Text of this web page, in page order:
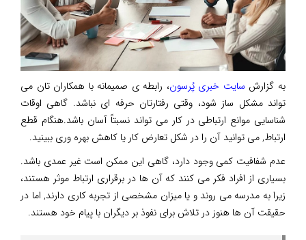
به گزارش سایت خبری پُرسون، رابطه ی صمیمانه با همکاران تان می
تواند مشکل ساز شود، وقتی رفتارتان حرفه ای نباشد. گاهی اوقات
شناسایی موانع ارتباطی در کار می تواند نسبتاً آسان باشد.هنگام قطع
ارتباط, می توانید آن را در شکل تعارض کار یا کاهش بهره وری ببینید.
عدم شفافیت کمی وجود دارد، گاهی این ممکن است غیر عمدی باشد.
بسیاری از افراد فکر می کنند که آن ها در برقراری ارتباط موثر هستند،
زیرا به مدرسه می روند و یا میزان مشخصی از تجربه کاری دارند, اما در
حقیقت آن ها هنوز در تلاش برای نفوذ بر دیگران با پیام خود هستند.